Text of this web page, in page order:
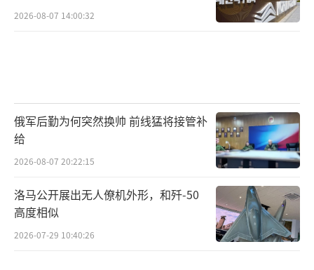
2026-08-07 14:00:32
俄军后勤为何突然换帅 前线猛将接管补
给
2026-08-07 20:22:15
洛马公开展出无人僚机外形，和歼-50
高度相似
2026-07-29 10:40:26